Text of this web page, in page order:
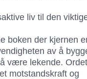
liv til den
boken der kjernen
av å
være lekende. Ordet
motstandskraft og